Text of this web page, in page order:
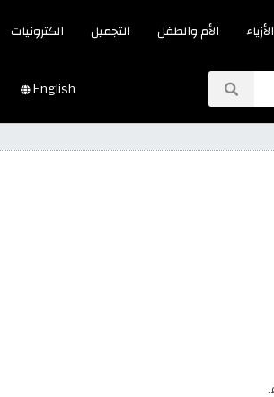
الأزياء الأم والطفل التجميل الكترونيات
English